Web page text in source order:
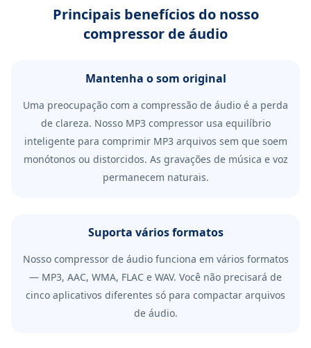
Principais benefícios do nosso
compressor de áudio
Mantenha o som original
Uma preocupação com a compressão de áudio é a perda
de clareza. Nosso MP3 compressor usa equilíbrio
inteligente para comprimir MP3 arquivos sem que soem
monótonos ou distorcidos. As gravações de música e voz
permanecem naturais.
Suporta vários formatos
Nosso compressor de áudio funciona em vários formatos
— MP3, AAC, WMA, FLAC e WAV. Você não precisará de
cinco aplicativos diferentes só para compactar arquivos
de áudio.